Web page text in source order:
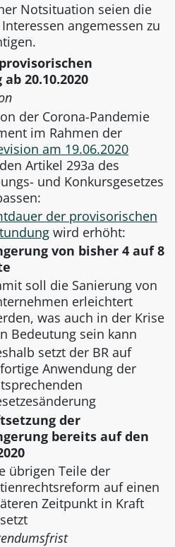
Notsituation seien die
angemessen zu
20.10.2020
der Corona-Pandemie
im Rahmen der
am 19.06.2020
Artikel 293a des
und Konkursgesetzes
der provisorischen
wird erhöht:
von bisher 4 auf 8
soll die Sanierung von
erleichtert
was auch in der Krise
Bedeutung sein kann
setzt der BR auf
Anwendung der
der
bereits auf den
übrigen Teile der
auf einen
Zeitpunkt in Kraft